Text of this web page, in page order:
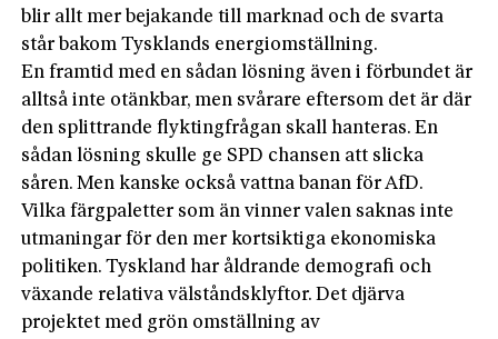
blir allt mer bejakande till marknad och de svarta
står bakom Tysklands energiomställning.
En framtid med en sådan lösning även i förbundet är
alltså inte otänkbar, men svårare eftersom det är där
den splittrande flyktingfrågan skall hanteras. En
sådan lösning skulle ge SPD chansen att slicka
såren. Men kanske också vattna banan för AfD.
Vilka färgpaletter som än vinner valen saknas inte
utmaningar för den mer kortsiktiga ekonomiska
politiken. Tyskland har åldrande demografi och
växande relativa välståndsklyftor. Det djärva
projektet med grön omställning av